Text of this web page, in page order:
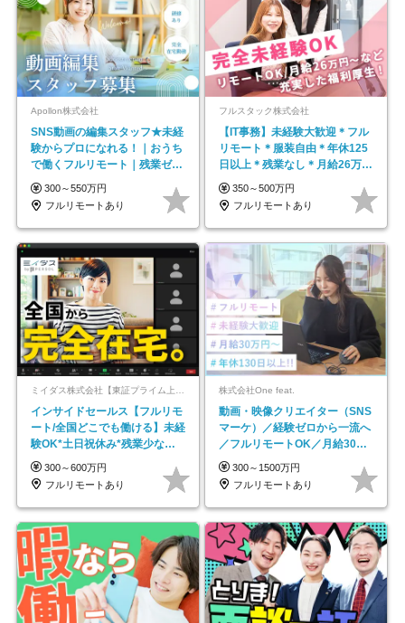
Apollon株式会社
SNS動画の編集スタッフ★未経
験からプロになれる！｜おうち
で働くフルリモート｜残業ゼロ
で18時退勤◎
300～550万円
フルリモートあり
フルスタック株式会社
【IT事務】未経験大歓迎＊フル
リモート＊服装自由＊年休125
日以上＊残業なし＊月給26万円
以上
350～500万円
フルリモートあり
インサイドセールス【フルリモ
ート/全国どこでも働ける】未経
験OK*土日祝休み*残業少なめ*
在宅勤務手当あり
300～600万円
フルリモートあり
株式会社One feat.
動画・映像クリエイター（SNS
マーケ）／経験ゼロから一流へ
／フルリモートOK／月給30万
円～／年休130日以上
300～1500万円
フルリモートあり